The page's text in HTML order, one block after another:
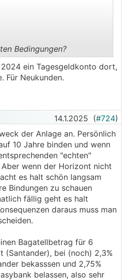
..
Bedingungen?
ein Tagesgeldkonto dort,
Für Neukunden.
14.1.2025 (#724)
der Anlage an. Persönlich
10 Jahre binden und wenn
"echten"
wenn der Horizont nicht
es halt schön langsam
Bindungen zu schauen
fällig geht es halt
daraus muss man
Bagatellbetrag für 6
(Santander), bei (noch) 2,3%
bekasssen und 2,75%
belassen, also sehr